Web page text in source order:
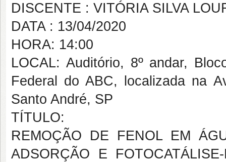
DISCENTE : VITÓRIA SILVA
DATA : 13/04/2020
HORA: 14:00
LOCAL: Auditório, 8º andar,
Federal do ABC, localizada na
Santo André, SP
TÍTULO:
REMOÇÃO DE FENOL EM
ADSORÇÃO E